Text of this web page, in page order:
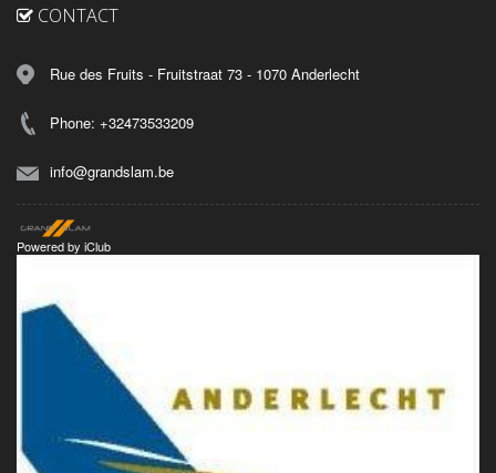
CONTACT
Rue des Fruits - Fruitstraat 73 - 1070 Anderlecht
Phone: +32473533209
info@grandslam.be
Powered by iClub